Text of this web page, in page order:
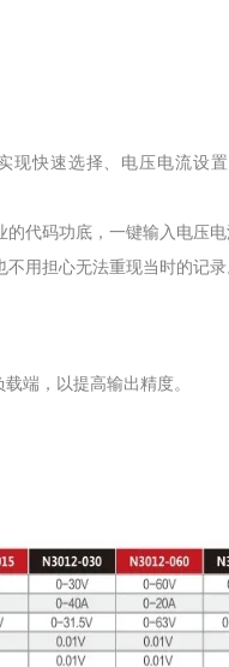
快速选择、电压电流设
代码功底，一键输入电压电
用担心无法重现当时的记录
端，以提高输出精度。